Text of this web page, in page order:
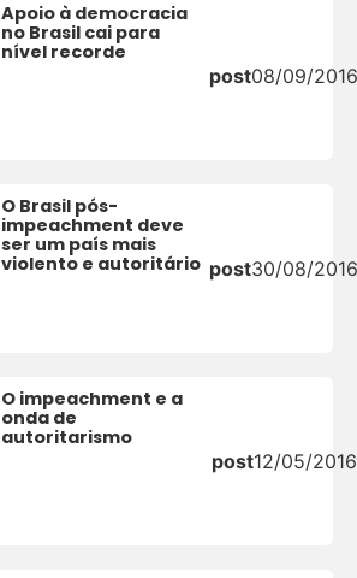
Apoio à democracia
no Brasil cai para
nível recorde
post08/09/
O Brasil pós-
impeachment deve
ser um país mais
violento e autoritário post30/08/
O impeachment e a
onda de
autoritarismo
post12/05/2016